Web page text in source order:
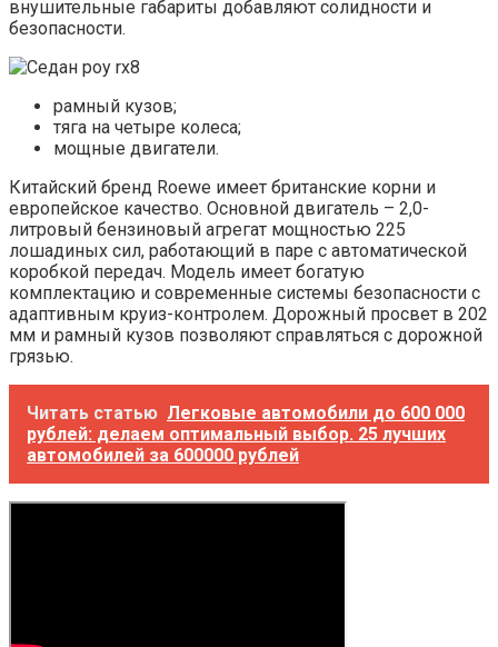
внушительные габариты добавляют солидности и
безопасности.
рамный кузов;
тяга на четыре колеса;
мощные двигатели.
Китайский бренд Roewe имеет британские корни и
европейское качество. Основной двигатель – 2,0-
литровый бензиновый агрегат мощностью 225
лошадиных сил, работающий в паре с автоматической
коробкой передач. Модель имеет богатую
комплектацию и современные системы безопасности с
адаптивным круиз-контролем. Дорожный просвет в 202
мм и рамный кузов позволяют справляться с дорожной
грязью.
Читать статью Легковые автомобили до 600 000
рублей: делаем оптимальный выбор. 25 лучших
автомобилей за 600000 рублей